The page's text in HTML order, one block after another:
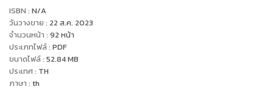
ISBN : N/A
วันวางขาย : 22 ส.ค. 2023
จำนวนหน้า : 92 หน้า
ประเภทไฟล์: PDF
ขนาดไฟล์: 52.84MB
ประเทศ: TH
ภาษา : th